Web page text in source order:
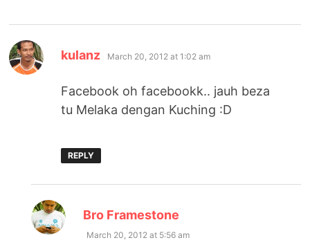
kulanz says:
March 20, 2012 at 1:02 am
Facebook oh facebookk.. jauh beza
tu Melaka dengan Kuching :D
REPLY
Bro Framestone
March 20, 2012 at 5:56 am